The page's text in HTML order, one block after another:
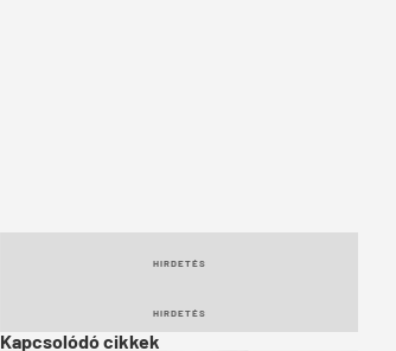
HIRDETÉS
HIRDETÉS
Kapcsolódó cikkek